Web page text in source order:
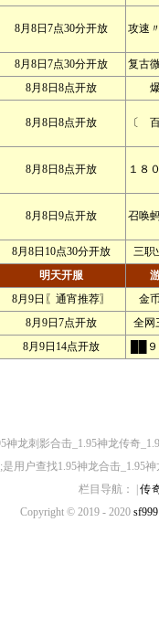
8月8日7点30分开放 攻速
8月8日7点30分开放
复古
8月8日8点开放
8月8日8点开放 〔
8月8日8点开放 １８
8月8日9点开放 召唤
8月8日10点30分开放
三职
明天开服
8月9日〖通宵推荐〗
金
8月9日7点开放
全网
8月9日14点开放 ██
神龙刺影合击_1.95神龙传奇
是用户查找1.95神龙合击_1.95
栏目导航： |传
Copyright © 2019 - 2020 sf999